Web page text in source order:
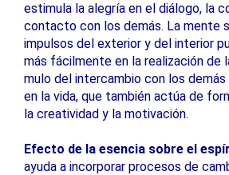
estimula la alegría en el diálogo, la
contacto con los demás. La mente
impulsos del exterior y del interior
más fácilmente en la realización de
mulo del intercambio con los
en la vida, que también actúa de
la creatividad y la motivación.
Efecto de la esencia sobre el
ayuda a incorporar procesos de